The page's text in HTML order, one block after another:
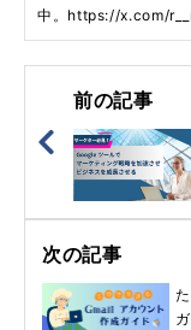
中。https://x.com/
前の記事
次の記事